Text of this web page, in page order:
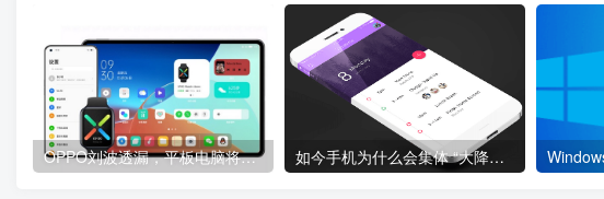
OPPO刘波透漏，平板电脑将于明年上半年发布 如今手机为什么会集体 “大降价”？